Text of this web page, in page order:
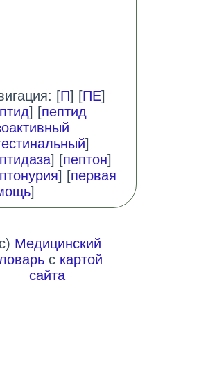
[П] [ПЕ]
] [пептид
]
] [пептон]
] [первая
]
Медицинский
с картой
сайта